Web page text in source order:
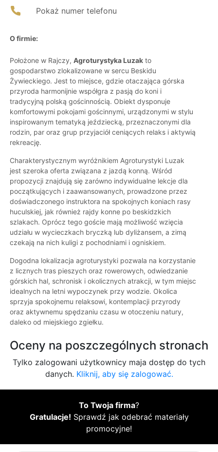
Pokaż numer telefonu
O firmie:
Położone w Rajczy, Agroturystyka Luzak to
gospodarstwo zlokalizowane w sercu Beskidu
Żywieckiego. Jest to miejsce, gdzie otaczająca górska
przyroda harmonijnie współgra z pasją do koni i
tradycyjną polską gościnnością. Obiekt dysponuje
komfortowymi pokojami gościnnymi, urządzonymi w stylu
inspirowanym tematyką jeździecką, przeznaczonymi dla
rodzin, par oraz grup przyjaciół ceniących relaks i aktywią
rekreację.
Charakterystycznym wyróżnikiem Agroturystyki Luzak
jest szeroka oferta związana z jazdą konną. Wśród
propozycji znajdują się zarówno indywidualne lekcje dla
początkujących i zaawansowanych, prowadzone przez
doświadczonego instruktora na spokojnych koniach rasy
huculskiej, jak również rajdy konne po beskidzkich
szlakach. Oprócz tego goście mają możliwość wzięcia
udziału w wycieczkach bryczką lub dyliżansem, a zimą
czekają na nich kuligi z pochodniami i ogniskiem.
Dogodna lokalizacja agroturystyki pozwala na korzystanie
z licznych tras pieszych oraz rowerowych, odwiedzanie
górskich hal, schronisk i okolicznych atrakcji, w tym miejsc
idealnych na letni wypoczynek przy wodzie. Okolica
sprzyja spokojnemu relaksowi, kontemplacji przyrody
oraz aktywnemu spędzaniu czasu w otoczeniu natury,
daleko od miejskiego zgiełku.
Oceny na poszczególnych stronach
Tylko zalogowani użytkownicy maja dostęp do tych
danych. Kliknij, aby się zalogować.
To Twoja firma?
Gratulacje! Sprawdź jak odebrać materiały
promocyjne!